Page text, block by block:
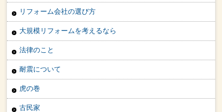
リフォーム会社の選び方
大規模リフォームを考えるなら
法律のこと
耐震について
虎の巻
古民家